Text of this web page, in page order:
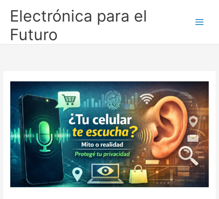
Electrónica para el
Futuro